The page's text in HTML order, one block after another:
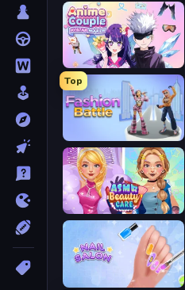
Anime Couple: Avatar Maker
Top
Fashion Battle
ASMR Beauty Care
Nail Salon